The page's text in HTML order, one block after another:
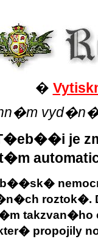
�
vyd�n�
je
roztok�.
propojily